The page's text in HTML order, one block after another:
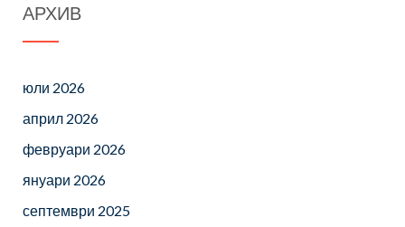
АРХИВ
юли 2026
април 2026
февруари 2026
януари 2026
септември 2025